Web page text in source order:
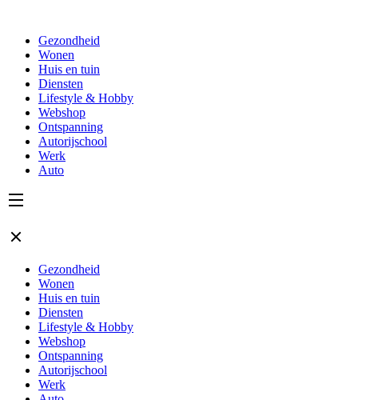
Gezondheid
Wonen
Huis en tuin
Diensten
Lifestyle & Hobby
Webshop
Ontspanning
Autorijschool
Werk
Auto
Gezondheid
Wonen
Huis en tuin
Diensten
Lifestyle & Hobby
Webshop
Ontspanning
Autorijschool
Werk